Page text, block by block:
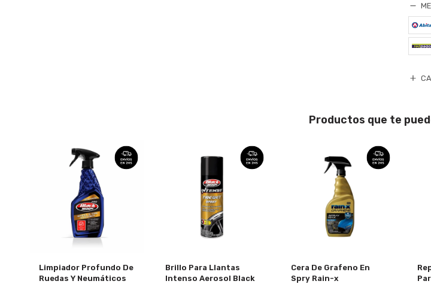
Productos que te
Limpiador Profundo De
Ruedas Y Neumáticos
Brillo Para Llantas
Intenso Aerosol Black
Cera De Grafeno En
Spry Rain-x